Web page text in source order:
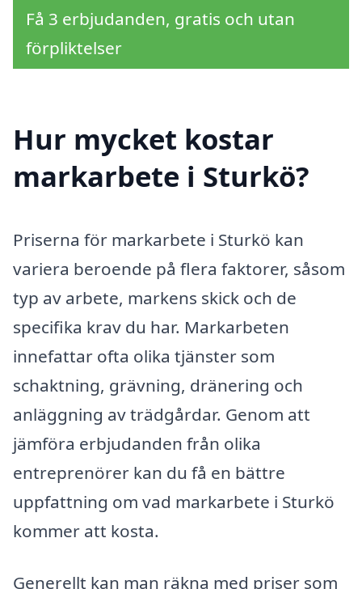
Få 3 erbjudanden, gratis och utan
förpliktelser
Hur mycket kostar
markarbete i Sturkö?
Priserna för markarbete i Sturkö kan
variera beroende på flera faktorer, såsom
typ av arbete, markens skick och de
specifika krav du har. Markarbeten
innefattar ofta olika tjänster som
schaktning, grävning, dränering och
anläggning av trädgårdar. Genom att
jämföra erbjudanden från olika
entreprenörer kan du få en bättre
uppfattning om vad markarbete i Sturkö
kommer att kosta.
Generellt kan man räkna med priser som